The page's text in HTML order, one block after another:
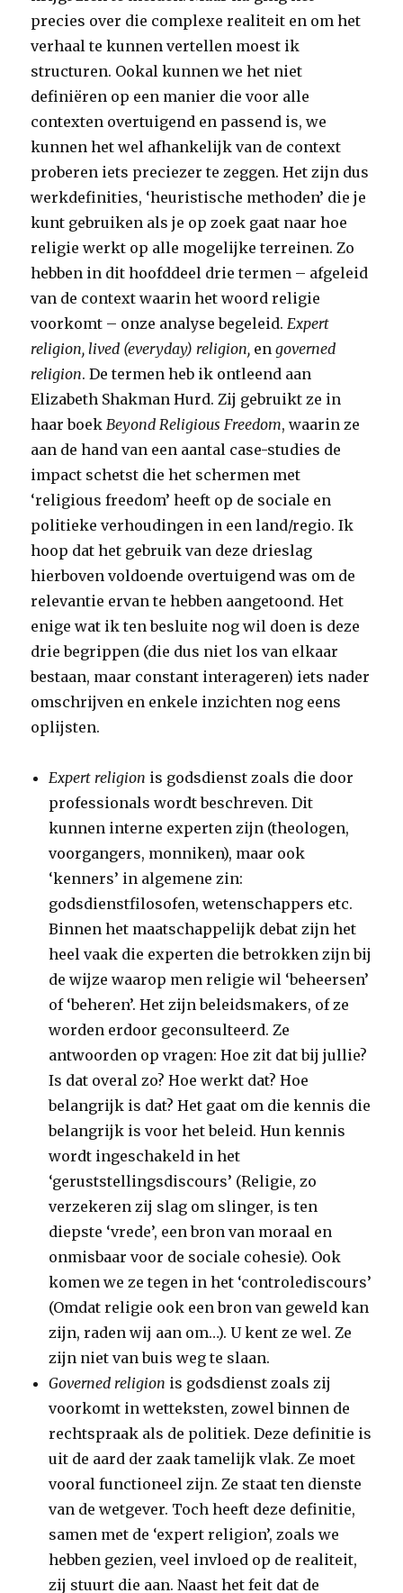
precies over die complexe realiteit en om het
verhaal te kunnen vertellen moest ik
structuren. Ookal kunnen we het niet
definiëren op een manier die voor alle
contexten overtuigend en passend is, we
kunnen het wel afhankelijk van de context
proberen iets preciezer te zeggen. Het zijn dus
werkdefinities, ‘heuristische methoden’ die je
kunt gebruiken als je op zoek gaat naar hoe
religie werkt op alle mogelijke terreinen. Zo
hebben in dit hoofddeel drie termen – afgeleid
van de context waarin het woord religie
voorkomt – onze analyse begeleid.Expert
religion, lived (everyday) religion, engoverned
religion. De termen heb ik ontleend aan
Elizabeth Shakman Hurd. Zij gebruikt ze in
haar boekBeyond Religious Freedom, waarin ze
aan de hand van een aantal case-studies de
impact schetst die het schermen met
‘religious freedom’ heeft op de sociale en
politieke verhoudingen in een land/regio. Ik
hoop dat het gebruik van deze drieslag
hierboven voldoende overtuigend was om de
relevantie ervan te hebben aangetoond. Het
enige wat ik ten besluite nog wil doen is deze
drie begrippen (die dus niet los van elkaar
bestaan, maar constant interageren) iets nader
omschrijven en enkele inzichten nog eens
oplijsten.
Expert religion is godsdienst zoals die door
professionals wordt beschreven. Dit
kunnen interne experten zijn (theologen,
voorgangers, monniken), maar ook
‘kenners’ in algemene zin:
godsdienstfilosofen, wetenschappers etc.
Binnen het maatschappelijk debat zijn het
heel vaak die experten die betrokken zijn bij
de wijze waarop men religie wil ‘beheersen’
of ‘beheren’. Het zijn beleidsmakers, of ze
worden erdoor geconsulteerd. Ze
antwoorden op vragen: Hoe zit dat bij jullie?
Is dat overal zo? Hoe werkt dat? Hoe
belangrijk is dat? Het gaat om die kennis die
belangrijk is voor het beleid. Hun kennis
wordt ingeschakeld in het
‘geruststellingsdiscours’ (Religie, zo
verzekeren zij slag om slinger, is ten
diepste ‘vrede’, een bron van moraal en
onmisbaar voor de sociale cohesie). Ook
komen we ze tegen in het ‘controlediscours’
(Omdat religie ook een bron van geweld kan
zijn, raden wij aan om…). U kent ze wel. Ze
zijn niet van buis weg te slaan.
Governed religion is godsdienst zoals zij
voorkomt in wetteksten, zowel binnen de
rechtspraak als de politiek. Deze definitie is
uit de aard der zaak tamelijk vlak. Ze moet
vooral functioneel zijn. Ze staat ten dienste
van de wetgever. Toch heeft deze definitie,
samen met de ‘expert religion’, zoals we
hebben gezien, veel invloed op de realiteit,
zij stuurt die aan. Naast het feit dat de